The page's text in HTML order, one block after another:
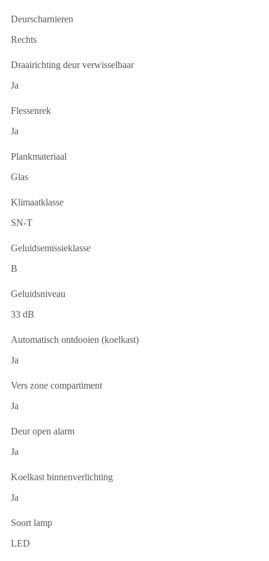
Deurscharnieren
Rechts
Draairichting deur verwisselbaar
Ja
Flessenrek
Ja
Plankmateriaal
Glas
Klimaatklasse
SN-T
Geluidsemissieklasse
B
Geluidsniveau
33 dB
Automatisch ontdooien (koelkast)
Ja
Vers zone compartiment
Ja
Deur open alarm
Ja
Koelkast binnenverlichting
Ja
Soort lamp
LED